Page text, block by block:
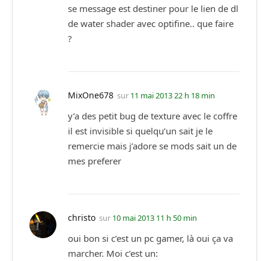
se message est destiner pour le lien de dl
de water shader avec optifine.. que faire
?
MixOne678 sur 11 mai 2013 22 h 18 min
y’a des petit bug de texture avec le coffre
il est invisible si quelqu’un sait je le
remercie mais j’adore se mods sait un de
mes preferer
christo sur 10 mai 2013 11 h 50 min
oui bon si c’est un pc gamer, là oui ça va
marcher. Moi c’est un: